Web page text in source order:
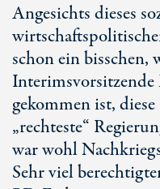
Angesichts dieses
schon ein bisschen,
gekommen ist,
„rechteste“
war wohl
Sehr viel